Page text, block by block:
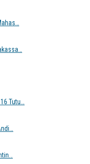
Tutu…